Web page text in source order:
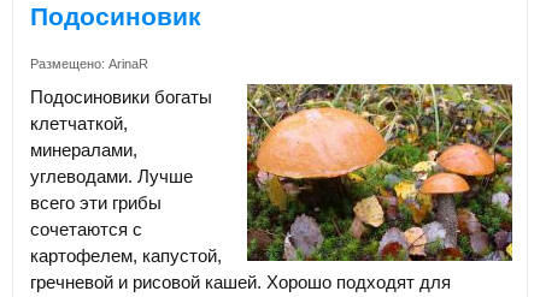
Подосиновик
Размещено: ArinaR
Подосиновики богаты
клетчаткой,
минералами,
углеводами. Лучше
всего эти грибы
сочетаются с
картофелем, капустой,
гречневой и рисовой кашей. Хорошо подходят для